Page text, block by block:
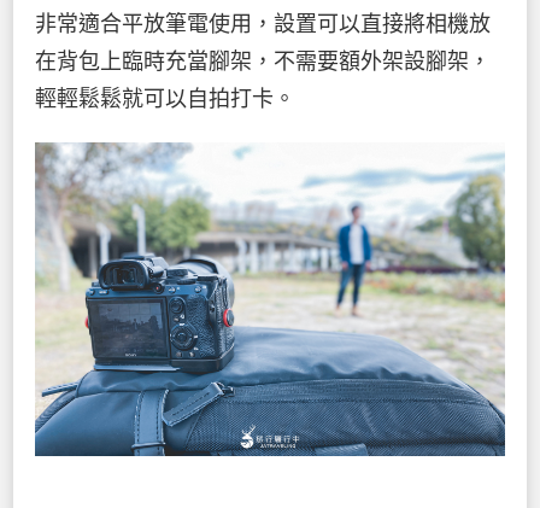
非常適合平放筆電使用，設置可以直接將相機放
在背包上臨時充當腳架，不需要額外架設腳架，
輕輕鬆鬆就可以自拍打卡。